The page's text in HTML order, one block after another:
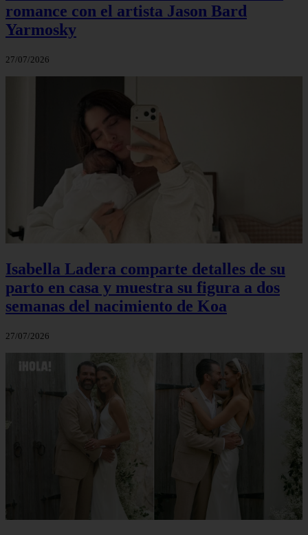
romance con el artista Jason Bard
Yarmosky
27/07/2026
Isabella Ladera comparte detalles de su
parto en casa y muestra su figura a dos
semanas del nacimiento de Koa
27/07/2026